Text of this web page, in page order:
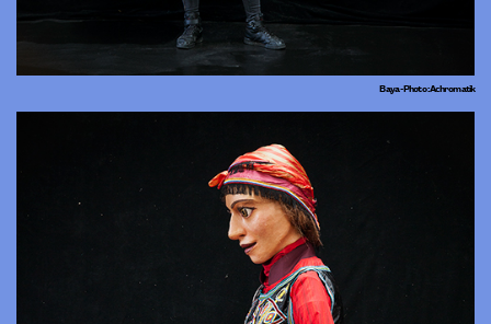
Baya - Photo : Achromatik